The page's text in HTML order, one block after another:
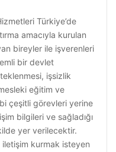
Türkiye’de
amacıyla kurulan
bireyler ile işverenleri
bir devlet
işsizlik
eğitim ve
çeşitli görevleri yerine
bilgileri ve sağladığı
yer verilecektir.
iletişim kurmak isteyen